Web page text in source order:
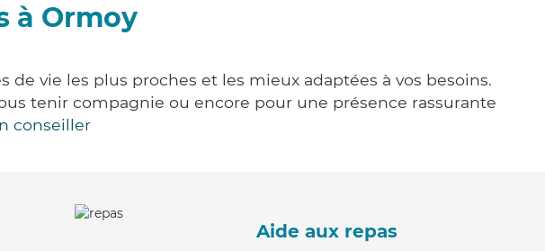
à Ormoy
vie les plus proches et les mieux adaptées à vos besoins.
tenir compagnie ou encore pour une présence rassurante
conseiller
Aide aux repas